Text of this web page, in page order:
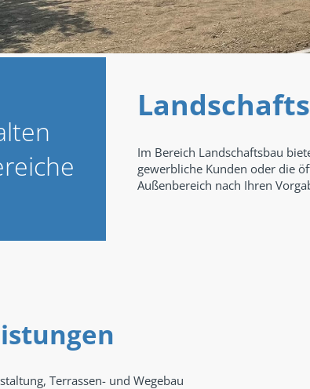
Im Bereich Landschaftsbau
gewerbliche Kunden oder die
Außenbereich nach Ihren
Terrassen- und Wegebau